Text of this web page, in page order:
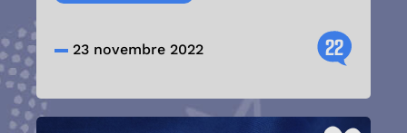
23 novembre 2022 22